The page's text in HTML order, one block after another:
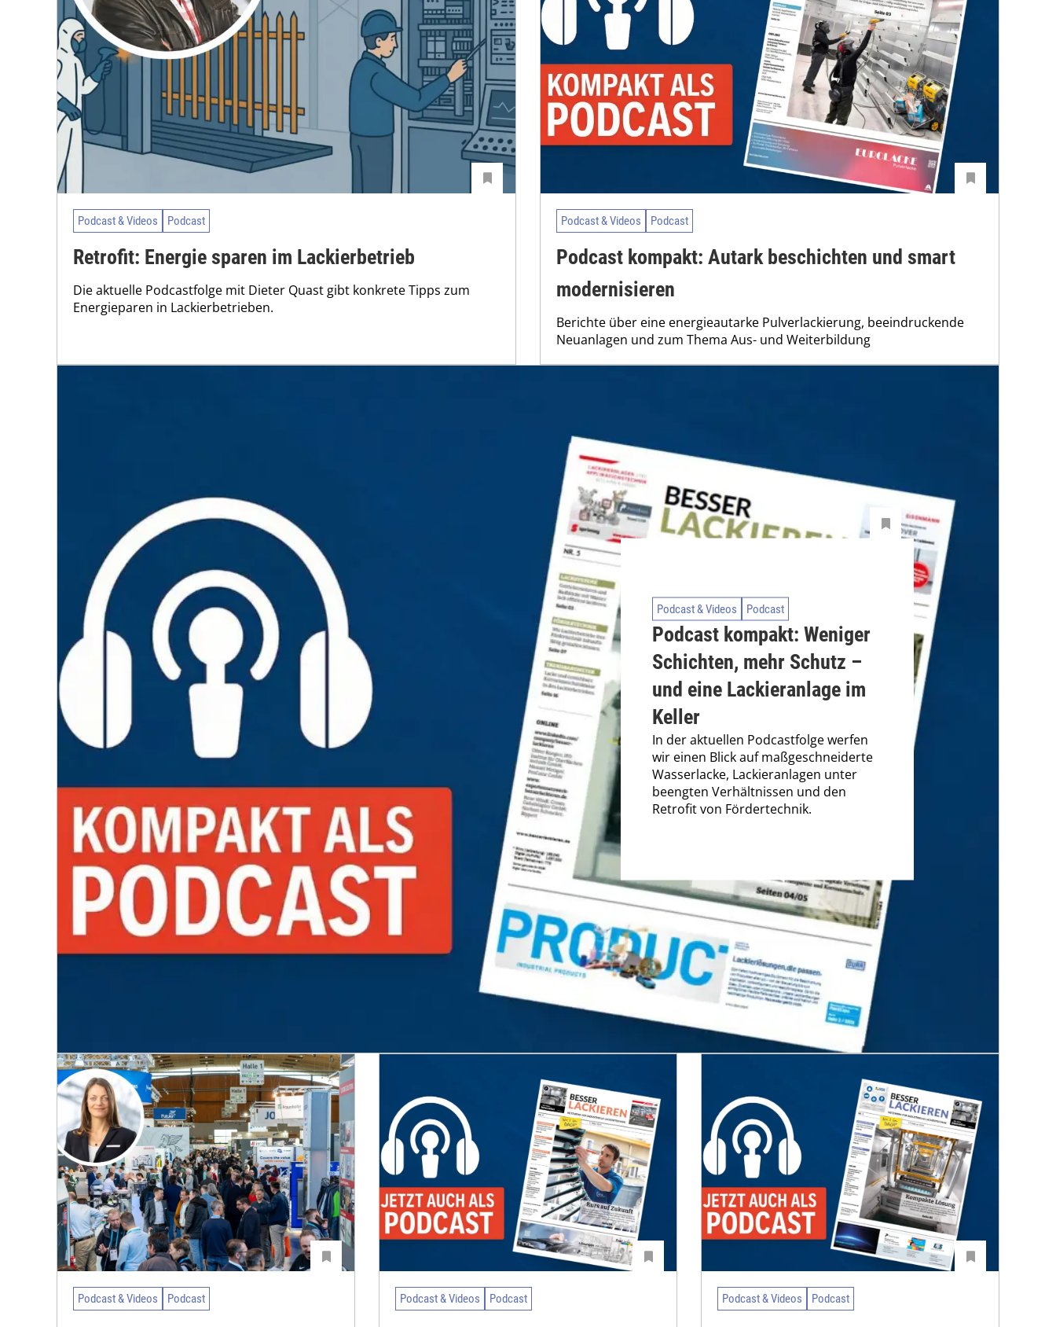
Podcast & Videos Podcast
Retrofit: Energie sparen im Lackierbetrieb
Die aktuelle Podcastfolge mit Dieter Quast gibt konkrete Tipps zum
Energieparen in Lackierbetrieben.
Podcast & Videos Podcast
Podcast kompakt: Autark beschichten und smart
modernisieren
Berichte über eine energieautarke Pulverlackierung, beeindruckende
Neuanlagen und zum Thema Aus- und Weiterbildung
Podcast & Videos Podcast
Podcast kompakt: Weniger
Schichten, mehr Schutz –
und eine Lackieranlage im
Keller
In der aktuellen Podcastfolge werfen
wir einen Blick auf maßgeschneiderte
Wasserlacke, Lackieranlagen unter
beengten Verhältnissen und den
Retrofit von Fördertechnik.
Podcast & Videos Podcast Podcast & Videos Podcast Podcast & Videos Podcast